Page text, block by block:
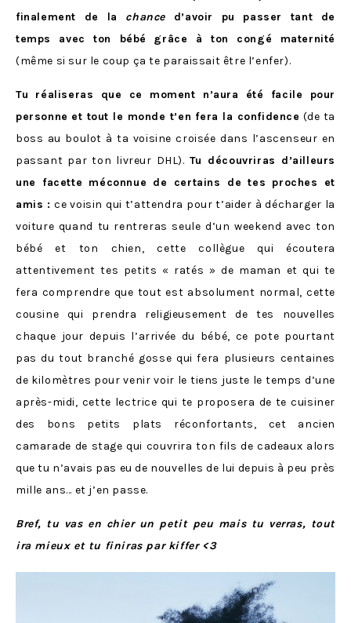
finalement de la chance d’avoir pu passer tant de
temps avec ton bébé
grâce à ton congé maternité
(même si sur le coup ça te paraissait être l’enfer).
Tu réaliseras que ce moment n’aura été facile pour
personne et tout le monde t’en fera la confidence (de ta
boss au boulot à ta voisine croisée dans l’ascenseur en
passant par ton livreur DHL). Tu découvriras d’ailleurs
une facette méconnue de certains de tes proches et
amis : ce voisin qui t’attendra pour t’aider à décharger la
voiture quand tu rentreras seule d’un weekend avec ton
bébé et ton chien, cette collègue qui écoutera
attentivement tes petits « ratés » de maman et qui te
fera comprendre que tout est absolument normal, cette
cousine qui prendra religieusement de tes nouvelles
chaque jour depuis l’arrivée du bébé, ce pote pourtant
pas du tout branché gosse qui fera plusieurs centaines
de kilomètres pour venir voir le tiens juste le temps d’une
après-midi, cette lectrice qui te proposera de te cuisiner
des bons petits plats réconfortants, cet ancien
camarade de stage qui couvrira ton fils de cadeaux alors
que tu n’avais pas eu de nouvelles de lui depuis à peu près
mille ans… et j’en passe.
Bref, tu vas en chier un petit peu mais tu verras, tout
ira mieux et tu finiras par kiffer <3